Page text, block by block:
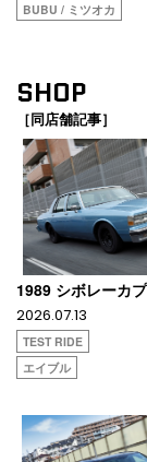
BUBU / ミツオカ
SHOP
［同店舗記事］
1989 シボレーカ
2026.07.13
TEST RIDE
エイブル